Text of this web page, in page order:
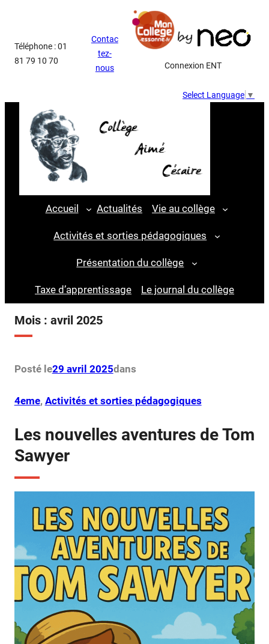
contenu
Téléphone : 01
81 79 10 70
Contac
tez-
nous
Connexion ENT
Select Language ▼
Accueil Actualités Vie au collège
Activités et sorties pédagogiques
Présentation du collège
Taxe d’apprentissage Le journal du collège
Mois : avril 2025
Posté le29 avril 2025dans
4eme, Activités et sorties pédagogiques
Les nouvelles aventures de Tom
Sawyer